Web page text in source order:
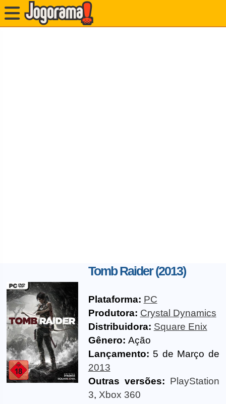
Tomb Raider (2013)
Plataforma: PC
Produtora: Crystal Dynamics
Distribuidora: Square Enix
Gênero: Ação
Lançamento: 5 de Março de
2013
Outras versões: PlayStation
3, Xbox 360